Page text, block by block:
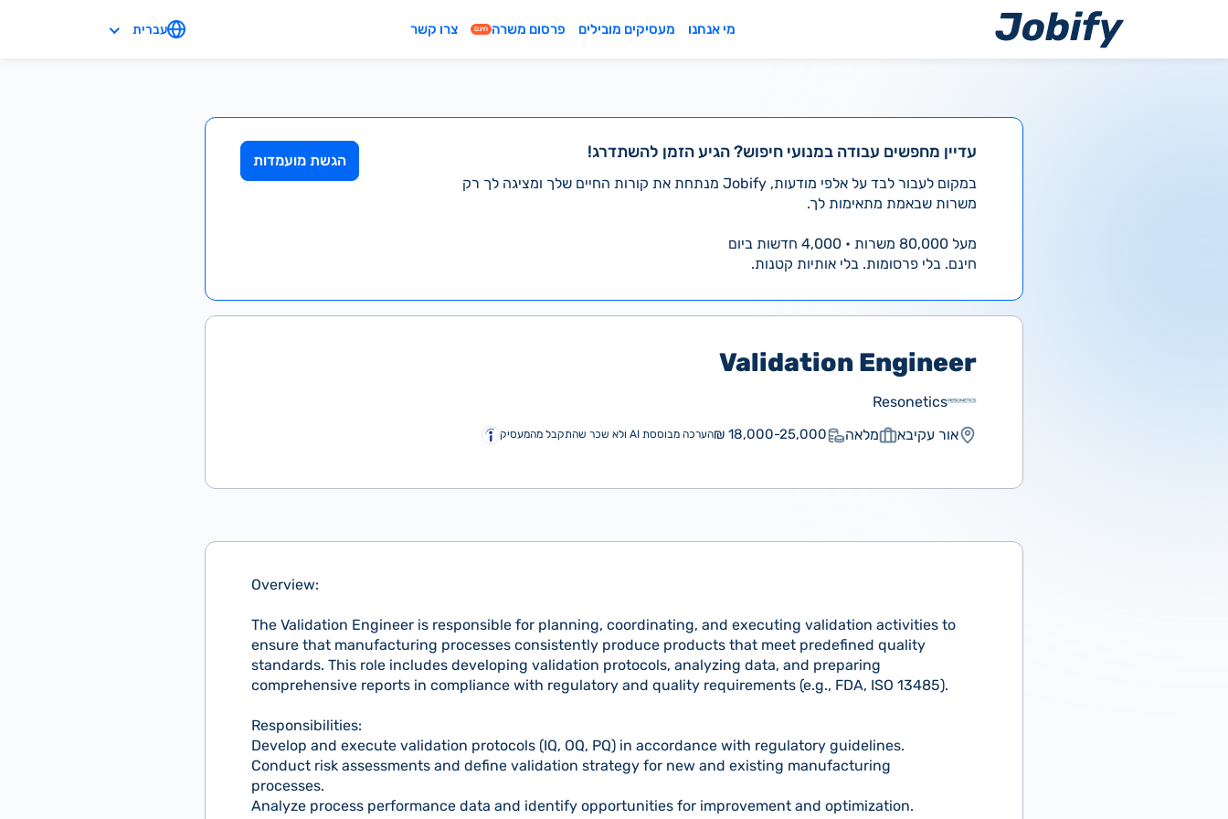
מי אנחנו מעסיקים מובילים פרסום משרה חינם צרו קשר עברית
עדיין מחפשים עבודה במנועי חיפוש? הגיע הזמן להשתדרג!
במקום לעבור לבד על אלפי מודעות, Jobify מנתחת את קורות החיים שלך ומציגה לך רק
משרות שבאמת מתאימות לך.
מעל 80,000 משרות • 4,000 חדשות ביום
חינם. בלי פרסומות. בלי אותיות קטנות.
הגשת מועמדות
Validation Engineer
Resonetics
אור עקיבא
מלאה 18,000-25,000 ₪ הערכה מבוססת AI ולא שכר שהתקבל מהמעסיק
Overview:
The Validation Engineer is responsible for planning, coordinating, and executing validation activities to
ensure that manufacturing processes consistently produce products that meet predefined quality
standards. This role includes developing validation protocols, analyzing data, and preparing
comprehensive reports in compliance with regulatory and quality requirements (e.g., FDA, ISO 13485).
Responsibilities:
Develop and execute validation protocols (IQ, OQ, PQ) in accordance with regulatory guidelines.
Conduct risk assessments and define validation strategy for new and existing manufacturing
processes.
Analyze process performance data and identify opportunities for improvement and optimization.